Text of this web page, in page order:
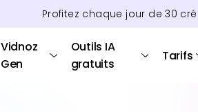
Profitez chaque jour de30
Vidnoz
Gen
Outils IA
gratuits
Tarifs